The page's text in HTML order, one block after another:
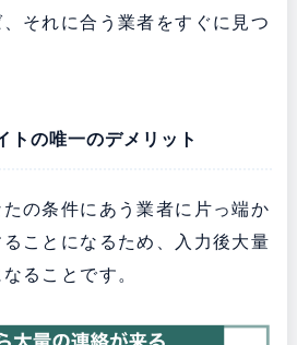
それに合う業者をすぐに見つ
トの唯一のデメリット
の条件にあう業者に片っ端か
ことになるため、入力後大量
ることです。